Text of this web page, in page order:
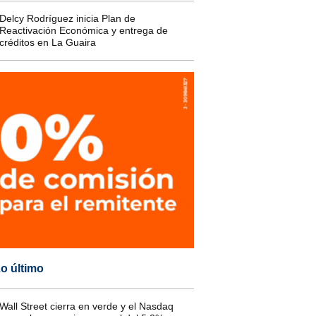
Rodríguez inicia Plan de
Económica y entrega de
en La Guaira
último
Street cierra en verde y el Nasdaq